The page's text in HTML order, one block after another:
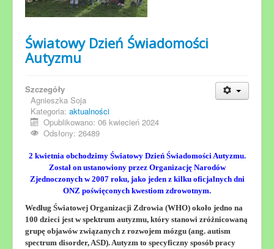
Światowy Dzień Świadomości
Autyzmu
Szczegóły
Agnieszka Soja
Kategoria: aktualności
Opublikowano: 06 kwiecień 2024
Odsłony: 26489
2 kwietnia obchodzimy Światowy Dzień Świadomości Autyzmu.
Został on ustanowiony przez Organizację Narodów
Zjednoczonych w 2007 roku, jako jeden z kilku oficjalnych dni
ONZ poświęconych kwestiom zdrowotnym.
Według Światowej Organizacji Zdrowia (WHO) około jedno na
100 dzieci jest w spektrum autyzmu, który stanowi zróżnicowaną
grupę objawów związanych z rozwojem mózgu (ang. autism
spectrum disorder, ASD). Autyzm to specyficzny sposób pracy